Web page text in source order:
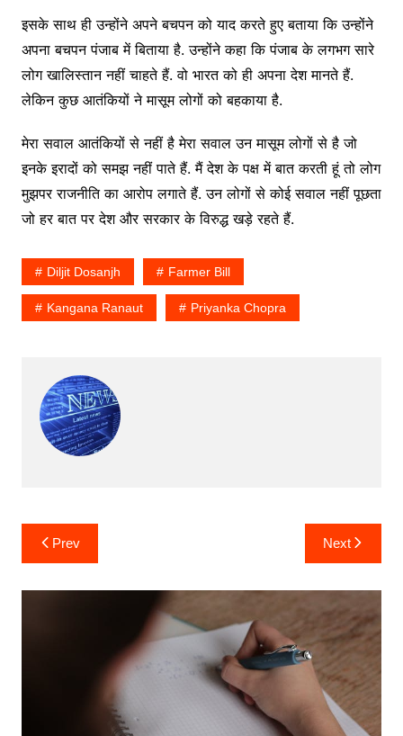
इसके साथ ही उन्होंने अपने बचपन को याद करते हुए बताया कि उन्होंने
अपना बचपन पंजाब में बिताया है. उन्होंने कहा कि पंजाब के लगभग सारे
लोग खालिस्तान नहीं चाहते हैं. वो भारत को ही अपना देश मानते हैं.
लेकिन कुछ आतंकियों ने मासूम लोगों को बहकाया है.
मेरा सवाल आतंकियों से नहीं है मेरा सवाल उन मासूम लोगों से है जो
इनके इरादों को समझ नहीं पाते हैं. मैं देश के पक्ष में बात करती हूं तो लोग
मुझपर राजनीति का आरोप लगाते हैं. उन लोगों से कोई सवाल नहीं पूछता
जो हर बात पर देश और सरकार के विरुद्ध खड़े रहते हैं.
Diljit Dosanjh Farmer Bill
Kangana Ranaut Priyanka Chopra
Post
navigation
Prev Next